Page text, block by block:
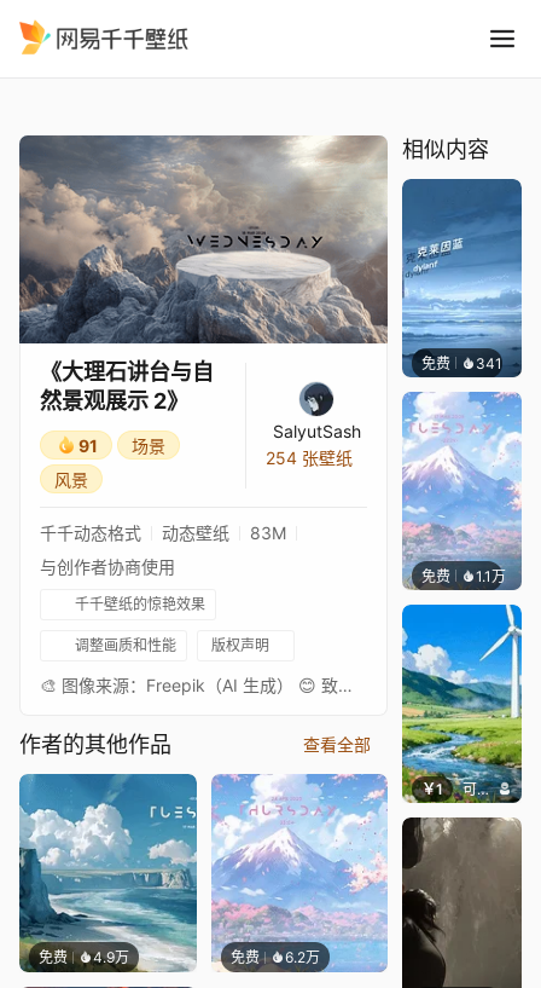
《大理石讲台与自
然景观展示 2》
91
场景
风景
SalyutSash
254 张壁纸
千千动态格式 动态壁纸
83M
与创作者协商使用
千千壁纸的惊艳效果
调整画质和性能 版权声明
🎨 图像来源：Freepik（AI 生成） 😊 致谢语：感谢相伴😊⭐ 🌺 标注：AI 生成内容
作者的其他作品 查看全部
免费 4.9万 免费 6.2万
相似内容
免费 341冰茶Ln
免费 1.1万
￥1 可可爱壁纸